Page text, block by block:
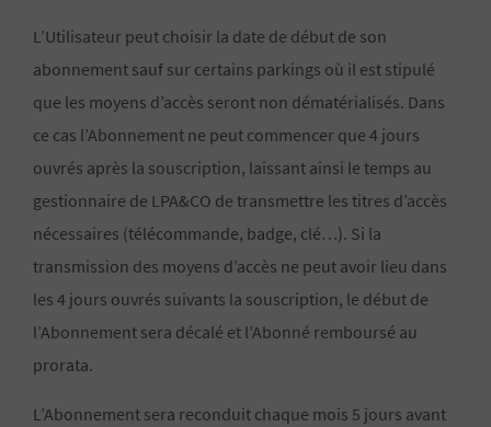
L’Utilisateur peut choisir la date de début de son
abonnement sauf sur certains parkings où il est stipulé
que les moyens d’accès seront non dématérialisés. Dans
ce cas l’Abonnement ne peut commencer que 4 jours
ouvrés après la souscription, laissant ainsi le temps au
gestionnaire de LPA&CO de transmettre les titres d’accès
nécessaires (télécommande, badge, clé…). Si la
transmission des moyens d’accès ne peut avoir lieu dans
les 4 jours ouvrés suivants la souscription, le début de
l’Abonnement sera décalé et l’Abonné remboursé au
prorata.
L’Abonnement sera reconduit chaque mois 5 jours avant